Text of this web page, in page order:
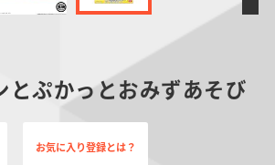
とぷかっとおみずあそび
お気に入り登録とは？